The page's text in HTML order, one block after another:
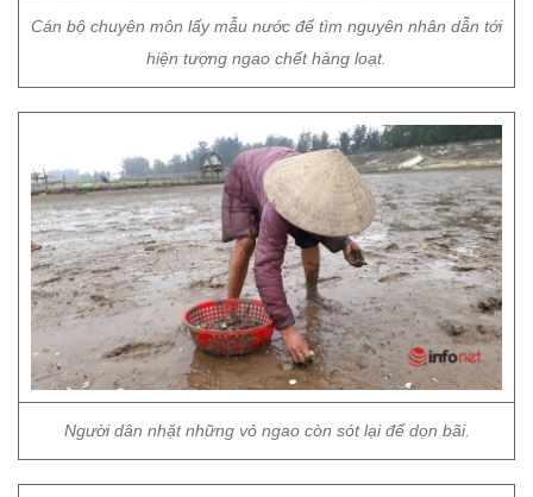
Cán bộ chuyên môn lấy mẫu nước để tìm nguyên nhân dẫn tới
hiện tượng ngao chết hàng loạt.
Người dân nhặt những vỏ ngao còn sót lại để dọn bãi.